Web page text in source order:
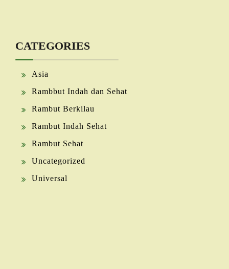
CATEGORIES
Asia
Rambbut Indah dan Sehat
Rambut Berkilau
Rambut Indah Sehat
Rambut Sehat
Uncategorized
Universal